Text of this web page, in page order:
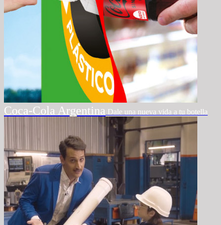
Coca-Cola Argentina Dale una nueva vida a tu botella